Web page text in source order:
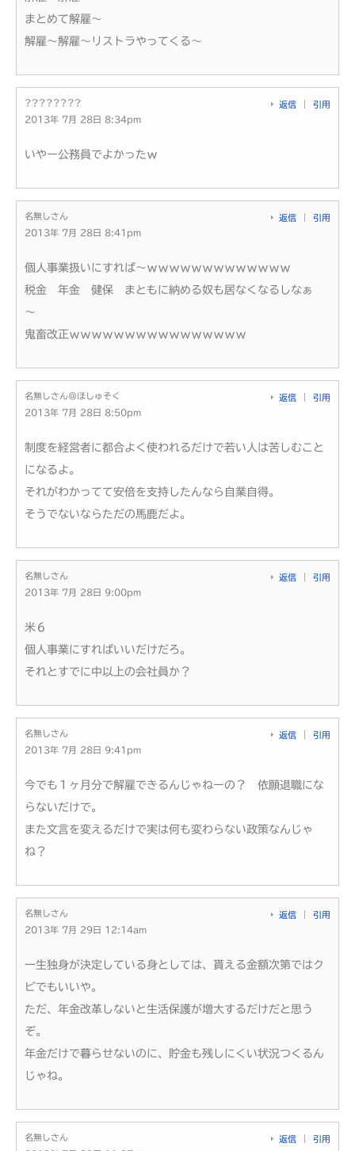
まとめて解雇～
解雇～解雇～リストラやってくる～
????????
2013年 7月 28日 8:34pm
返信 引用
いやー公務員でよかったｗ
名無しさん
2013年 7月 28日 8:41pm
返信 引用
個人事業扱いにすれば～ｗｗｗｗｗｗｗｗｗｗｗｗｗ
税金 年金 健保 まともに納める奴も居なくなるしなぁ
～
鬼畜改正ｗｗｗｗｗｗｗｗｗｗｗｗｗｗｗｗ
名無しさん＠ほしゅそく
2013年 7月 28日 8:50pm
返信 引用
制度を経営者に都合よく使われるだけで若い人は苦しむこと
になるよ。
それがわかってて安倍を支持したんなら自業自得。
そうでないならただの馬鹿だよ。
名無しさん
2013年 7月 28日 9:00pm
返信 引用
米６
個人事業にすればいいだけだろ。
それとすでに中以上の会社員か？
名無しさん
2013年 7月 28日 9:41pm
返信 引用
今でも１ヶ月分で解雇できるんじゃねーの？ 依願退職にな
らないだけで。
また文言を変えるだけで実は何も変わらない政策なんじゃ
ね？
名無しさん
2013年 7月 29日 12:14am
返信 引用
一生独身が決定している身としては、貰える金額次第ではク
ビでもいいや。
ただ、年金改革しないと生活保護が増大するだけだと思う
ぞ。
年金だけで暮らせないのに、貯金も残しにくい状況つくるん
じゃね。
名無しさん
返信 引用